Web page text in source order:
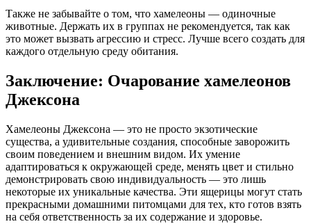
Также не забывайте о том, что хамелеоны — одиночные
животные. Держать их в группах не рекомендуется, так как
это может вызвать агрессию и стресс. Лучше всего создать для
каждого отдельную среду обитания.
Заключение: Очарование хамелеонов
Джексона
Хамелеоны Джексона — это не просто экзотические
существа, а удивительные создания, способные заворожить
своим поведением и внешним видом. Их умение
адаптироваться к окружающей среде, менять цвет и стильно
демонстрировать свою индивидуальность — это лишь
некоторые их уникальные качества. Эти ящерицы могут стать
прекрасными домашними питомцами для тех, кто готов взять
на себя ответственность за их содержание и здоровье.